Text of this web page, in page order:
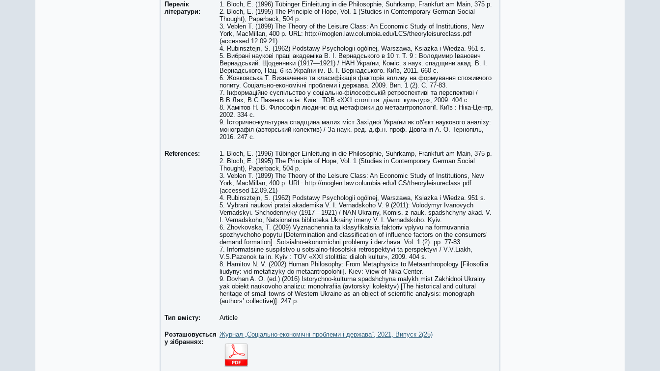
Перелік
літератури:
1. Bloch, E. (1996) Tübinger Einleitung in die Philosophie, Suhrkamp, Frankfurt am Main, 375 p.
2. Bloch, E. (1995) The Principle of Hope, Vol. 1 (Studies in Contemporary German Social
Thought), Paperback, 504 p.
3. Veblen T. (1899) The Theory of the Leisure Class: An Economic Study of Institutions, New
York, MacMillan, 400 p. URL: http://moglen.law.columbia.edu/LCS/theoryleisureclass.pdf
(accessed 12.09.21)
4. Rubinsztejn, S. (1962) Podstawy Psychologii ogólnej, Warszawa, Ksiazka i Wiedza. 951 s.
5. Вибрані наукові праці академіка В. І. Вернадського в 10 т. Т. 9 : Володимир Іванович
Вернадський. Щоденники (1917—1921) / НАН України, Коміс. з наук. спадщини акад. В. І.
Вернадського, Нац. б-ка України ім. В. І. Вернадського. Київ, 2011. 660 с.
6. Жовковська Т. Визначення та класифікація факторів впливу на формування споживчого
попиту. Соціально-економічні проблеми і держава. 2009. Вип. 1 (2). С. 77-83.
7. Інформаційне суспільство у соціально-філософській ретроспективі та перспективі /
В.В.Лях, В.С.Пазенок та ін. Київ : ТОВ «ХХ1 століття: діалог культур», 2009. 404 с.
8. Хамітов Н. В. Філософія людини: від метафізики до метаантропології. Київ : Ніка-Центр,
2002. 334 с.
9. Історично-культурна спадщина малих міст Західної України як об’єкт наукового аналізу:
монографія (авторський колектив) / За наук. ред. д.ф.н. проф. Довганя А. О. Тернопіль,
2016. 247 с.
References:
1. Bloch, E. (1996) Tübinger Einleitung in die Philosophie, Suhrkamp, Frankfurt am Main, 375 p.
2. Bloch, E. (1995) The Principle of Hope, Vol. 1 (Studies in Contemporary German Social
Thought), Paperback, 504 p.
3. Veblen T. (1899) The Theory of the Leisure Class: An Economic Study of Institutions, New
York, MacMillan, 400 p. URL: http://moglen.law.columbia.edu/LCS/theoryleisureclass.pdf
(accessed 12.09.21)
4. Rubinsztejn, S. (1962) Podstawy Psychologii ogólnej, Warszawa, Ksiazka i Wiedza. 951 s.
5. Vybrani naukovi pratsi akademika V. I. Vernadskoho V. 9 (2011): Volodymyr Ivanovych
Vernadskyi. Shchodennyky (1917—1921) / NAN Ukrainy, Komis. z nauk. spadshchyny akad. V.
I. Vernadskoho, Natsionalna biblioteka Ukrainy imeny V. I. Vernadskoho. Kyiv.
6. Zhovkovska, T. (2009) Vyznachennia ta klasyfikatsiia faktoriv vplyvu na formuvannia
spozhyvchoho popytu [Determination and classification of influence factors on the consumers’
demand formation]. Sotsialno-ekonomichni problemy i derzhava. Vol. 1 (2). pp. 77-83.
7. Informatsiine suspilstvo u sotsialno-filosofskii retrospektyvi ta perspektyvi / V.V.Liakh,
V.S.Pazenok ta in. Kyiv : TOV «XXI stolittia: dialoh kultur», 2009. 404 s.
8. Hamitov N. V. (2002) Human Philosophy: From Metaphysics to Metaanthropology [Filosofiia
liudyny: vid metafizyky do metaantropolohii]. Kiev: View of Nika-Center.
9. Dovhan A. O. (ed.) (2016) Istorychno-kulturna spadshchyna malykh mist Zakhidnoi Ukrainy
yak obiekt naukovoho analizu: monohrafiia (avtorskyi kolektyv) [The historical and cultural
heritage of small towns of Western Ukraine as an object of scientific analysis: monograph
(authors’ collective)]. 247 p.
Тип вмісту: Article
Розташовується
у зібраннях:
Журнал „Соціально-економічні проблеми і держава“, 2021, Випуск 2(25)